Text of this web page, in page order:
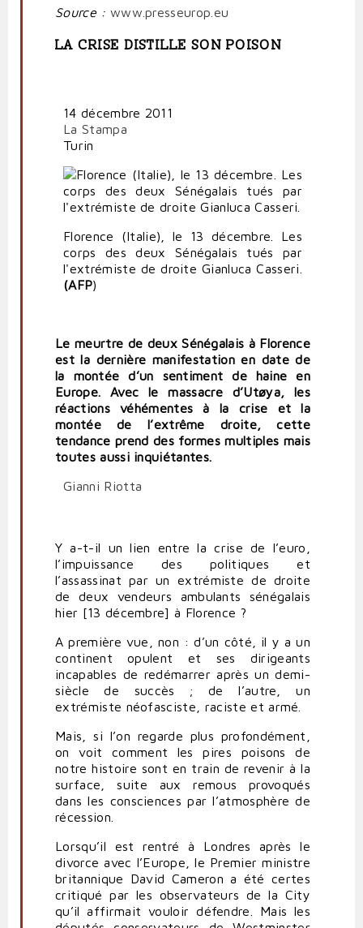
Source : www.presseurop.eu
LA CRISE DISTILLE SON POISON
14 décembre 2011
La Stampa
Turin
Florence (Italie), le 13 décembre. Les
corps des deux Sénégalais tués par
l'extrémiste de droite Gianluca Casseri.
(AFP)
Le meurtre de deux Sénégalais à Florence
est la dernière manifestation en date de
la montée d’un sentiment de haine en
Europe. Avec le massacre d’Utøya, les
réactions véhémentes à la crise et la
montée de l’extrême droite, cette
tendance prend des formes multiples mais
toutes aussi inquiétantes.
Gianni Riotta
Y a-t-il un lien entre la crise de l’euro,
l’impuissance des politiques et
l’assassinat par un extrémiste de droite
de deux vendeurs ambulants sénégalais
hier [13 décembre] à Florence ?
A première vue, non : d’un côté, il y a un
continent opulent et ses dirigeants
incapables de redémarrer après un demi-
siècle de succès ; de l’autre, un
extrémiste néofasciste, raciste et armé.
Mais, si l’on regarde plus profondément,
on voit comment les pires poisons de
notre histoire sont en train de revenir à la
surface, suite aux remous provoqués
dans les consciences par l’atmosphère de
récession.
Lorsqu’il est rentré à Londres après le
divorce avec l’Europe, le Premier ministre
britannique David Cameron a été certes
critiqué par les observateurs de la City
qu’il affirmait vouloir défendre. Mais les